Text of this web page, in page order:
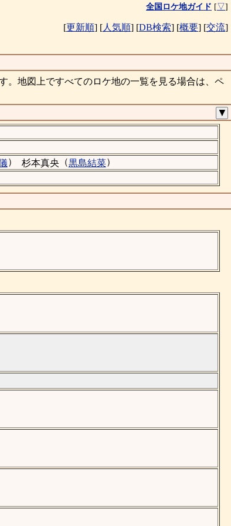
全国ロケ地ガイド [▽]
[更新順] [人気順] [DB検索] [概要] [交流]
。地図上ですべてのロケ地の一覧を見る場合は、ペ
▼
） 杉本真央 （黒島結菜）